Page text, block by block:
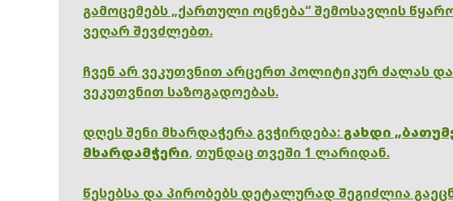
გამოცემებს „ქართული ოცნება“ შემოსავლის
ვეღარ შევძლებთ.
ჩვენ არ ვეკუთვნით არცერთ პოლიტიკურ ძალას და
ვეკუთვნით საზოგადოებას.
დღეს შენი მხარდაჭერა გვჭირდება: გახდი
მხარდამჭერი, თუნდაც თვეში 1 ლარიდან.
წესებსა და პირობებს დეტალურად შეგიძლია